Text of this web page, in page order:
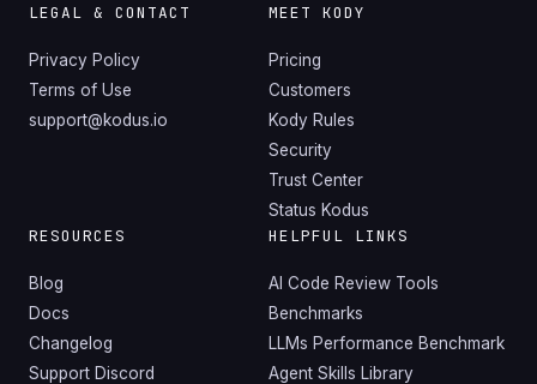
LEGAL & CONTACT
Privacy Policy
Terms of Use
support@kodus.io
MEET KODY
Pricing
Customers
Kody Rules
Security
Trust Center
Status Kodus
RESOURCES
Blog
Docs
Changelog
Support Discord
HELPFUL LINKS
AI Code Review Tools
Benchmarks
LLMs Performance Benchmark
Agent Skills Library